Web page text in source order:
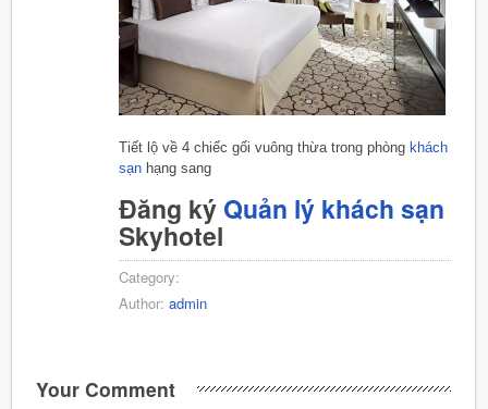
Tiết lộ về 4 chiếc gối vuông thừa trong phòng khách
sạn hạng sang
Đăng ký Quản lý khách sạn
Skyhotel
Category:
Author: admin
Your Comment